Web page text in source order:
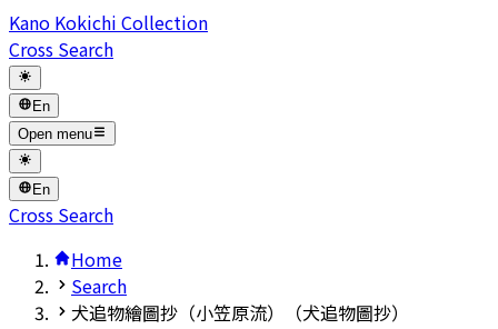
Kano Kokichi Collection
Cross Search
En
Open menu
En
Cross Search
Home
Search
犬追物繪圖抄（小笠原流）（犬追物圖抄）